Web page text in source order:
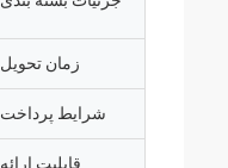
زمان تحویل
شرایط پرداخت
قابلیت ارائه